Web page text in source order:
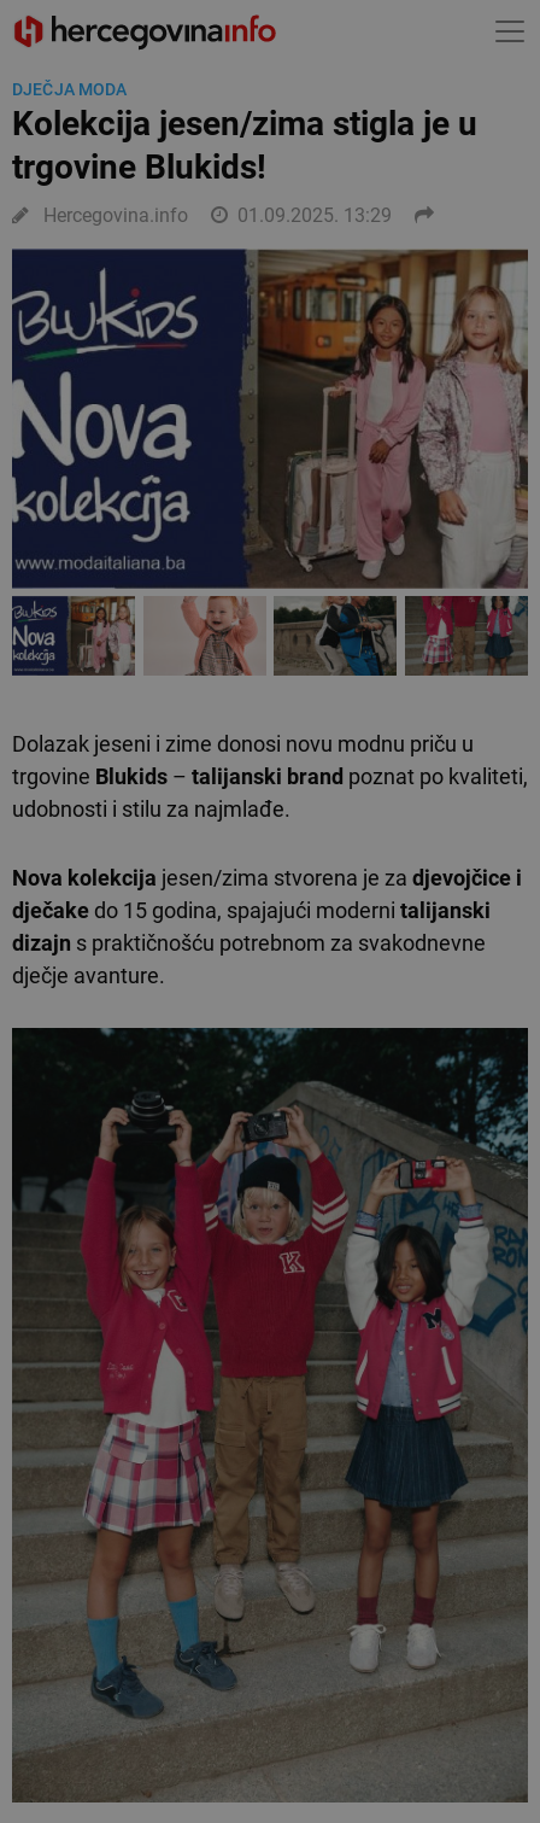
DJEČJA MODA
Kolekcija jesen/zima stigla je u
trgovine Blukids!
Hercegovina.info 01.09.2025. 13:29
Dolazak jeseni i zime donosi novu modnu priču u
trgovine Blukids – talijanski brand poznat po kvaliteti,
udobnosti i stilu za najmlađe.
Nova kolekcija jesen/zima stvorena je za djevojčice i
dječake do 15 godina, spajajući moderni talijanski
dizajn s praktičnošću potrebnom za svakodnevne
dječje avanture.